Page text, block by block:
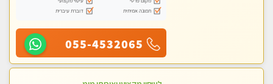
תמונה אמיתית
דוברת עיברית
055-4532065